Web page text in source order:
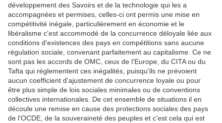
développement des Savoirs et de la technologie qui les a
accompagnées et permises, celles-ci ont permis une mise en
compétitivité inégale, particulièrement en économie et le
libéralisme c'est accommodé de la concurrence déloyale liée aux
conditions d'existences des pays en compétitions sans aucune
régulation sociale, convenant parfaitement au capitalisme. Ce ne
sont pas les accords de OMC, ceux de l'Europe, du CITA ou du
Tafta qui réglementent ces inégalités, puisqu'ils ne prévoient
aucun coefficient d'ajustement de concurrence loyale ou pour
être plus simple de lois sociales minimales ou de conventions
collectives internationales. De cet ensemble de situations il en
découle une remise en cause des protections sociales des pays
de l'OCDE, de la souveraineté des peuples et c'est cela qui est